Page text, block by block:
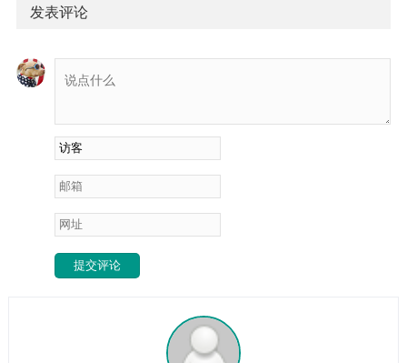
部布局（如收银台）偶有失当，吉气亦能扶持大局，令生意稳
中有升。若为阳宅，则官运亨通，发财迅速。2...
发表评论
提交评论